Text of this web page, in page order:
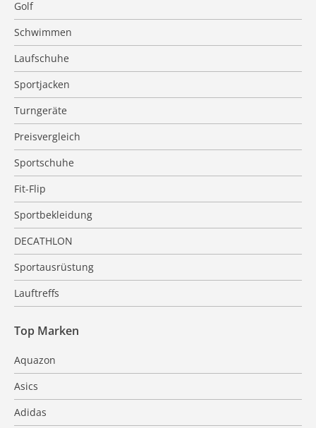
Golf
Schwimmen
Laufschuhe
Sportjacken
Turngeräte
Preisvergleich
Sportschuhe
Fit-Flip
Sportbekleidung
DECATHLON
Sportausrüstung
Lauftreffs
Top Marken
Aquazon
Asics
Adidas